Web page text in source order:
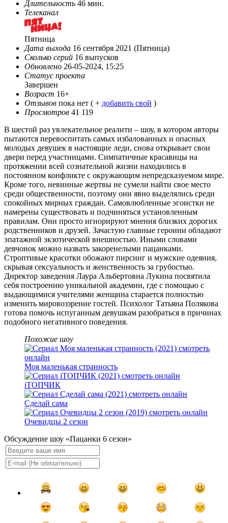
Длительность 46 мин.
Телеканал
Пятница
Дата выхода 16 сентября 2021 (Пятница)
Сколько серий 16 выпусков
Обновлено 26-05-2024, 15:25
Статус проекта
Завершен
Возраст 16+
Отзывов пока нет ( + добавить свой )
Просмотров 41 119
В шестой раз увлекательное реалити – шоу, в котором авторы
пытаются перевоспитать самых избалованных и опасных
молодых девушек в настоящие леди, снова открывает свои
двери перед участницами. Симпатичные красавицы на
протяжении всей сознательной жизни находились в
постоянном конфликте с окружающим непредсказуемом мире.
Кроме того, невинные жертвы не сумели найти свое место
среди общественности, поэтому они явно выделялись среди
спокойных мирных граждан. Самовлюбленные эгоистки не
намерены существовать и подчиняться установленным
правилам. Они просто игнорируют мнения близких дорогих
родственников и друзей. Зачастую главные героини обладают
эпатажной экзотической внешностью. Иными словами
девчонок можно назвать закоренелыми пацанками.
Строптивые красотки обожают пирсинг и мужские одеяния,
скрывая сексуальность и женственность за грубостью.
Директор заведения Лаура Альбертовна Лукина посвятила
себя построению уникальной академии, где с помощью с
выдающимися учителями женщина старается полностью
изменить мировоззрение гостей. Психолог Татьяна Полякова
готова помочь испуганным девушкам разобраться в причинах
подобного негативного поведения.
Похожие шоу
Моя маленькая странность
iТОПЧИК
Сделай сама
Очевидцы 2 сезон
Обсуждение шоу «Пацанки 6 сезон»